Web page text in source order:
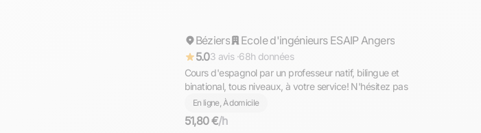
Répond rapidement
Béziers
Ecole d'ingénieurs ESAIP Angers
5.03 avis ·68h données
Cours d'espagnol par un professeur natif, bilingue et
binational, tous niveaux, à votre service! N'hésitez pas
En ligne, À domicile
51,80 €/h